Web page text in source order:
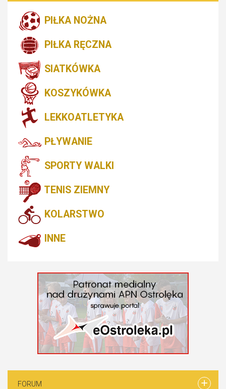
PIŁKA NOŻNA
PIŁKA RĘCZNA
SIATKÓWKA
KOSZYKÓWKA
LEKKOATLETYKA
PŁYWANIE
SPORTY WALKI
TENIS ZIEMNY
KOLARSTWO
INNE
FORUM